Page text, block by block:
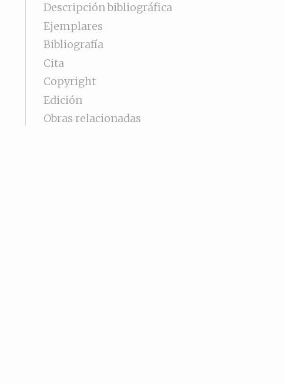
Descripción bibliográfica
Ejemplares
Bibliografía
Cita
Copyright
Edición
Obras relacionadas